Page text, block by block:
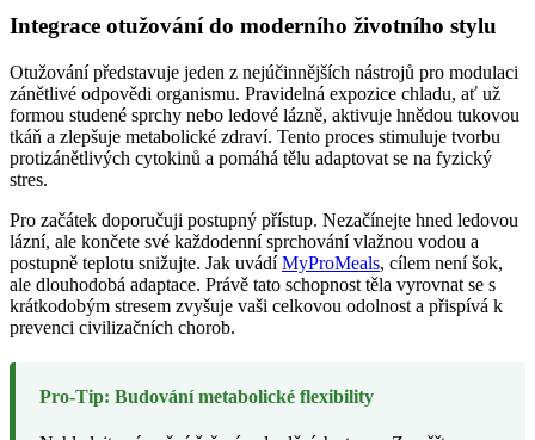
Integrace otužování do moderního životního stylu
Otužování představuje jeden z nejúčinnějších nástrojů pro modulaci
zánětlivé odpovědi organismu. Pravidelná expozice chladu, ať už
formou studené sprchy nebo ledové lázně, aktivuje hnědou tukovou
tkáň a zlepšuje metabolické zdraví. Tento proces stimuluje tvorbu
protizánětlivých cytokinů a pomáhá tělu adaptovat se na fyzický
stres.
Pro začátek doporučuji postupný přístup. Nezačínejte hned ledovou
lázní, ale končete své každodenní sprchování vlažnou vodou a
postupně teplotu snižujte. Jak uvádíMyProMeals, cílem není šok,
ale dlouhodobá adaptace. Právě tato schopnost těla vyrovnat se s
krátkodobým stresem zvyšuje vaši celkovou odolnost a přispívá k
prevenci civilizačních chorob.
Pro-Tip: Budování metabolické flexibility